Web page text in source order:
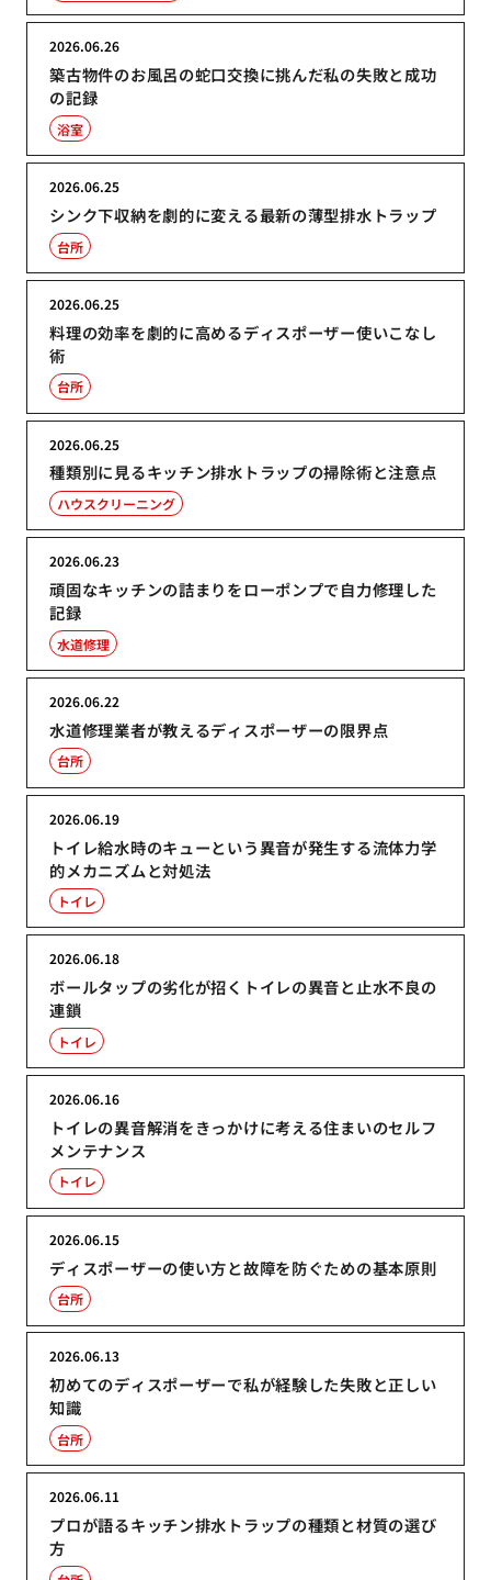
築古物件のお風呂の蛇口交換に挑んだ私の失敗と成功
の記録
2026.06.26
浴室
シンク下収納を劇的に変える最新の薄型排水トラップ
2026.06.25
台所
料理の効率を劇的に高めるディスポーザー使いこなし
術
2026.06.25
台所
種類別に見るキッチン排水トラップの掃除術と注意点
2026.06.25
ハウスクリーニング
頑固なキッチンの詰まりをローポンプで自力修理した
記録
2026.06.23
水道修理
水道修理業者が教えるディスポーザーの限界点
2026.06.22
台所
トイレ給水時のキューという異音が発生する流体力学
的メカニズムと対処法
2026.06.19
トイレ
ボールタップの劣化が招くトイレの異音と止水不良の
連鎖
2026.06.18
トイレ
トイレの異音解消をきっかけに考える住まいのセルフ
メンテナンス
2026.06.16
トイレ
ディスポーザーの使い方と故障を防ぐための基本原則
2026.06.15
台所
初めてのディスポーザーで私が経験した失敗と正しい
知識
2026.06.13
台所
プロが語るキッチン排水トラップの種類と材質の選び
方
2026.06.11